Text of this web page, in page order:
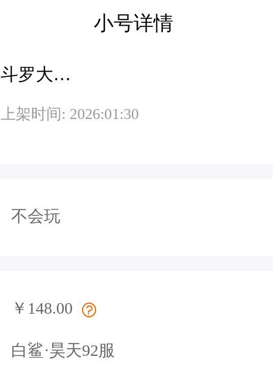
小号详情
斗罗大陆H5昊天服-旧
上架时间: 2026:01:30
不会玩
￥148.00
白鲨·昊天92服